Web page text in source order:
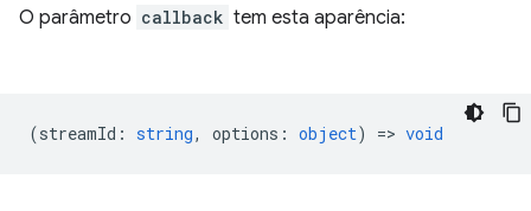
O parâmetro callback tem esta aparência:
(streamId : string, options : object) => void